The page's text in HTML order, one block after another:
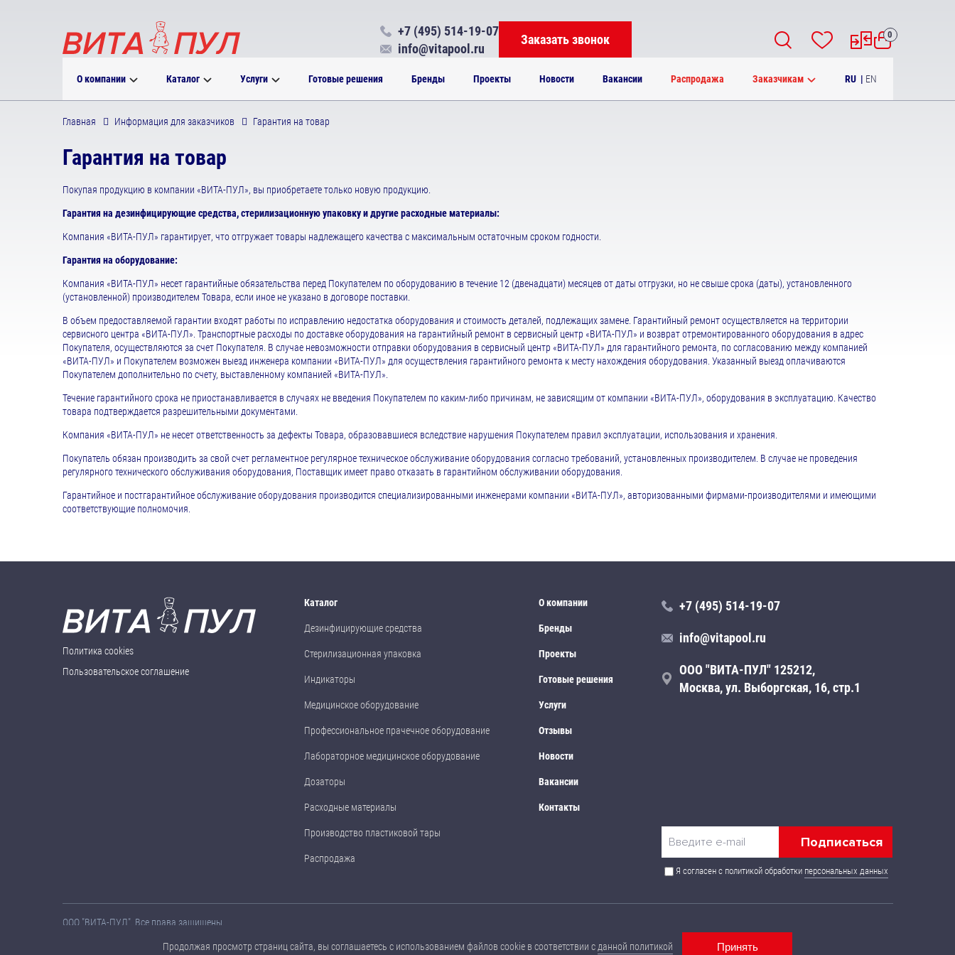
О компании Каталог Услуги Готовые решения Бренды Проекты Новости Вакансии Распродажа Заказчикам RU | EN
+7 (495) 514-19-07
info@vitapool.ru
Заказать звонок 0
Главная Информация для заказчиков Гарантия на товар
Гарантия на товар
Покупая продукцию в компании «ВИТА-ПУЛ», вы приобретаете только новую продукцию.
Гарантия на дезинфицирующие средства, стерилизационную упаковку и другие расходные материалы:
Компания «ВИТА-ПУЛ» гарантирует, что отгружает товары надлежащего качества с максимальным остаточным сроком годности.
Гарантия на оборудование:
Компания «ВИТА-ПУЛ» несет гарантийные обязательства перед Покупателем по оборудованию в течение 12 (двенадцати) месяцев от даты отгрузки, но не свыше срока (даты), установленного
(установленной) производителем Товара, если иное не указано в договоре поставки.
В объем предоставляемой гарантии входят работы по исправлению недостатка оборудования и стоимость деталей, подлежащих замене. Гарантийный ремонт осуществляется на территории
сервисного центра «ВИТА-ПУЛ». Транспортные расходы по доставке оборудования на гарантийный ремонт в сервисный центр «ВИТА-ПУЛ» и возврат отремонтированного оборудования в адрес
Покупателя, осуществляются за счет Покупателя. В случае невозможности отправки оборудования в сервисный центр «ВИТА-ПУЛ» для гарантийного ремонта, по согласованию между компанией
«ВИТА-ПУЛ» и Покупателем возможен выезд инженера компании «ВИТА-ПУЛ» для осуществления гарантийного ремонта к месту нахождения оборудования. Указанный выезд оплачиваются
Покупателем дополнительно по счету, выставленному компанией «ВИТА-ПУЛ».
Течение гарантийного срока не приостанавливается в случаях не введения Покупателем по каким-либо причинам, не зависящим от компании «ВИТА-ПУЛ», оборудования в эксплуатацию. Качество
товара подтверждается разрешительными документами.
Компания «ВИТА-ПУЛ» не несет ответственность за дефекты Товара, образовавшиеся вследствие нарушения Покупателем правил эксплуатации, использования и хранения.
Покупатель обязан производить за свой счет регламентное регулярное техническое обслуживание оборудования согласно требований, установленных производителем. В случае не проведения
регулярного технического обслуживания оборудования, Поставщик имеет право отказать в гарантийном обслуживании оборудования.
Гарантийное и постгарантийное обслуживание оборудования производится специализированными инженерами компании «ВИТА-ПУЛ», авторизованными фирмами-производителями и имеющими
соответствующие полномочия.
Политика cookies
Пользовательское соглашение
Каталог
Дезинфицирующие средства
Стерилизационная упаковка
Индикаторы
Медицинское оборудование
Профессиональное прачечное оборудование
Лабораторное медицинское оборудование
Дозаторы
Расходные материалы
Производство пластиковой тары
Распродажа
О компании
Бренды
Проекты
Готовые решения
Услуги
Отзывы
Новости
Вакансии
Контакты
+7 (495) 514-19-07
info@vitapool.ru
ООО "ВИТА-ПУЛ" 125212,
Москва, ул. Выборгская, 16, стр.1
Я согласен с политикой обработки персональных данных
ООО "ВИТА-ПУЛ". Все права защищены.
Названия товаров, а также их технические характеристики, размещенные на данном сайте, носят ознакомительный характер, не являются публичной офертой и могут быть изменены без
предварительного уведомления.Продолжая просмотр страниц сайта, вы соглашаетесь с использованием файлов cookie в соответствии с данной политикой Принять